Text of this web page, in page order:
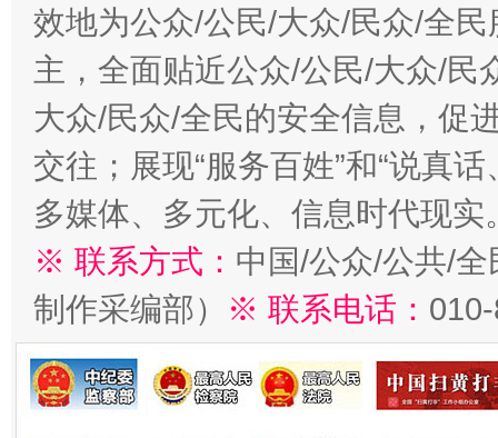
效地为公众/公民/大众/民众/全
主，全面贴近公众/公民/大众/民
大众/民众/全民的安全信息，促
交往；展现“服务百姓”和“说真
多媒体、多元化、信息时代现实
※ 联系方式： 中国/公众/公共/
制作采编部）
※ 联系电话：